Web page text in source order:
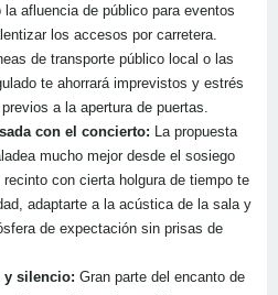
afluencia de público para eventos
los accesos por carretera.
de transporte público local o las
te ahorrará imprevistos y estrés
a la apertura de puertas.
con el concierto: La propuesta
mucho mejor desde el sosiego
con cierta holgura de tiempo te
adaptarte a la acústica de la sala y
de expectación sin prisas de
y silencio: Gran parte del encanto de